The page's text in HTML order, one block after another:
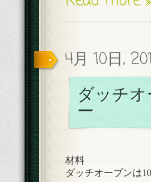
4月 10日,
ダッチ
ー
材料
ダッチオーブンは